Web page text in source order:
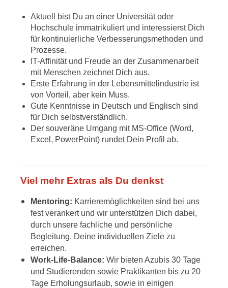
Aktuell bist Du an einer Universität oder
Hochschule immatrikuliert und interessierst Dich
für kontinuierliche Verbesserungsmethoden und
Prozesse.
IT-Affinität und Freude an der Zusammenarbeit
mit Menschen zeichnet Dich aus.
Erste Erfahrung in der Lebensmittelindustrie ist
von Vorteil, aber kein Muss.
Gute Kenntnisse in Deutsch und Englisch sind
für Dich selbstverständlich.
Der souveräne Umgang mit MS-Office (Word,
Excel, PowerPoint) rundet Dein Profil ab.
Viel mehr Extras als Du denkst
Mentoring: Karrieremöglichkeiten sind bei uns
fest verankert und wir unterstützen Dich dabei,
durch unsere fachliche und persönliche
Begleitung, Deine individuellen Ziele zu
erreichen.
Work-Life-Balance: Wir bieten Azubis 30 Tage
und Studierenden sowie Praktikanten bis zu 20
Tage Erholungsurlaub, sowie in einigen